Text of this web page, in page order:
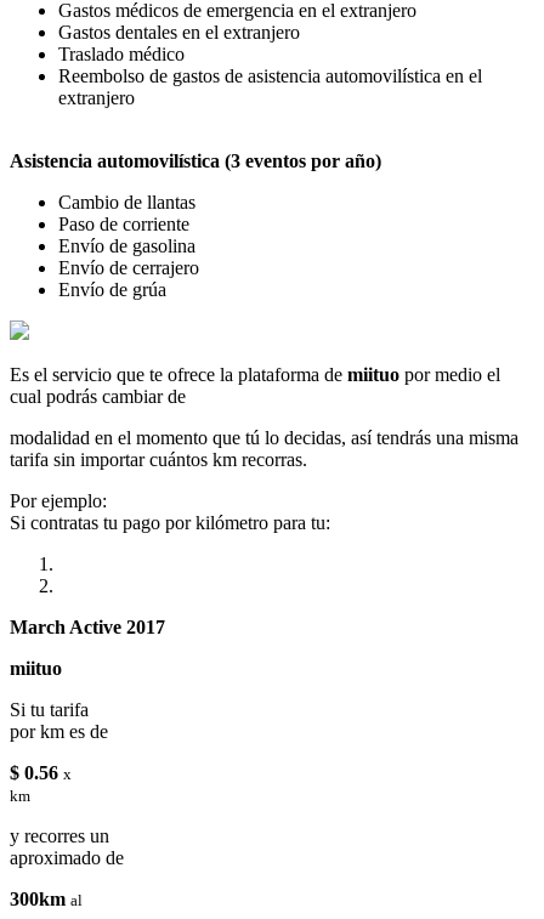
Gastos médicos de emergencia en el extranjero
Gastos dentales en el extranjero
Traslado médico
Reembolso de gastos de asistencia automovilística en el
extranjero
Asistencia automovilística (3 eventos por año)
Cambio de llantas
Paso de corriente
Envío de gasolina
Envío de cerrajero
Envío de grúa
Es el servicio que te ofrece la plataforma de miituo por medio el
cual podrás cambiar de
modalidad en el momento que tú lo decidas, así tendrás una misma
tarifa sin importar cuántos km recorras.
Por ejemplo:
Si contratas tu pago por kilómetro para tu:
March Active 2017
miituo
Si tu tarifa
por km es de
$ 0.56 x
km
y recorres un
aproximado de
300km al